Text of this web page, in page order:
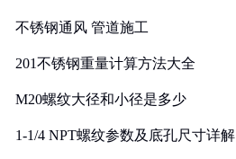
不锈钢通风 管道施工
201不锈钢重量计算方法大全
M20螺纹大径和小径是多少
1-1/4 NPT螺纹参数及底孔尺寸详解